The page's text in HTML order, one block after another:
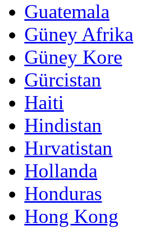
Guatemala
Güney Afrika
Güney Kore
Gürcistan
Haiti
Hindistan
Hırvatistan
Hollanda
Honduras
Hong Kong